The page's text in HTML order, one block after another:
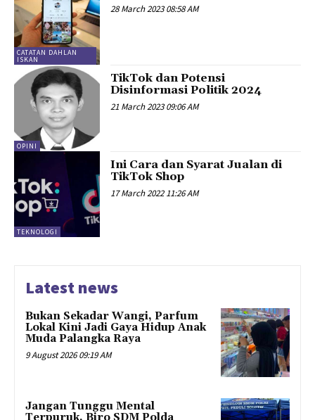
CATATAN DAHLAN
ISKAN
28 March 2023 08:58 AM
OPINI
TikTok dan Potensi
Disinformasi Politik 2024
21 March 2023 09:06 AM
TEKNOLOGI
Ini Cara dan Syarat Jualan di
TikTok Shop
17 March 2022 11:26 AM
Latest news
Bukan Sekadar Wangi, Parfum
Lokal Kini Jadi Gaya Hidup Anak
Muda Palangka Raya
9 August 2026 09:19 AM
Jangan Tunggu Mental